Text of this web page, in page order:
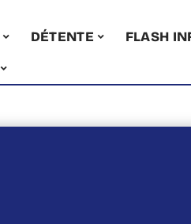
DÉTENTE FLASH